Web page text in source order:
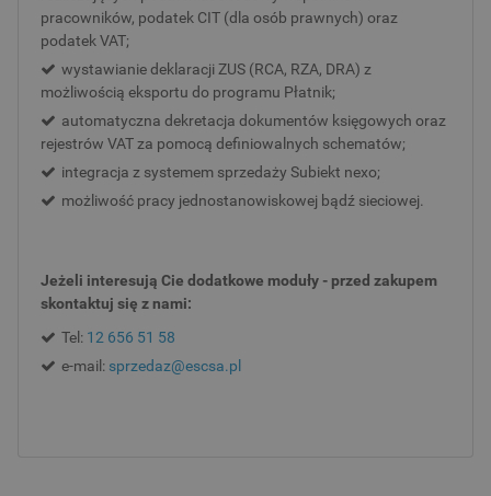
pracowników, podatek CIT (dla osób prawnych) oraz
podatek VAT;
wystawianie deklaracji ZUS (RCA, RZA, DRA) z
możliwością eksportu do programu Płatnik;
automatyczna dekretacja dokumentów księgowych oraz
rejestrów VAT za pomocą definiowalnych schematów;
integracja z systemem sprzedaży Subiekt nexo;
możliwość pracy jednostanowiskowej bądź sieciowej.
Jeżeli interesują Cie dodatkowe moduły - przed zakupem
skontaktuj się z nami:
Tel: 12 656 51 58
e-mail: sprzedaz@escsa.pl